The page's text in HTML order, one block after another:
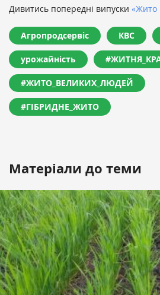
Дивитись попередні випуски «Жито
Агропродсервіс КВС
урожайність
#ЖИТО_ВЕЛИКИХ_ЛЮДЕЙ
#ГІБРИДНЕ_ЖИТО
Матеріали до теми